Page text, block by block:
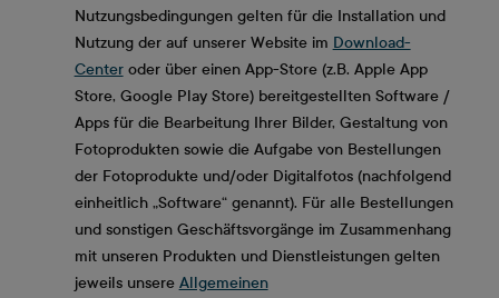
Nutzungsbedingungen gelten für die Installation und
Nutzung der auf unserer Website im Download-
Centeroder über einen App-Store (z.B. Apple App
Store, Google Play Store) bereitgestellten Software /
Apps für die Bearbeitung Ihrer Bilder, Gestaltung von
Fotoprodukten sowie die Aufgabe von Bestellungen
der Fotoprodukte und/oder Digitalfotos (nachfolgend
einheitlich „Software“ genannt). Für alle Bestellungen
und sonstigen Geschäftsvorgänge im Zusammenhang
mit unseren Produkten und Dienstleistungen gelten
jeweils unsere Allgemeinen